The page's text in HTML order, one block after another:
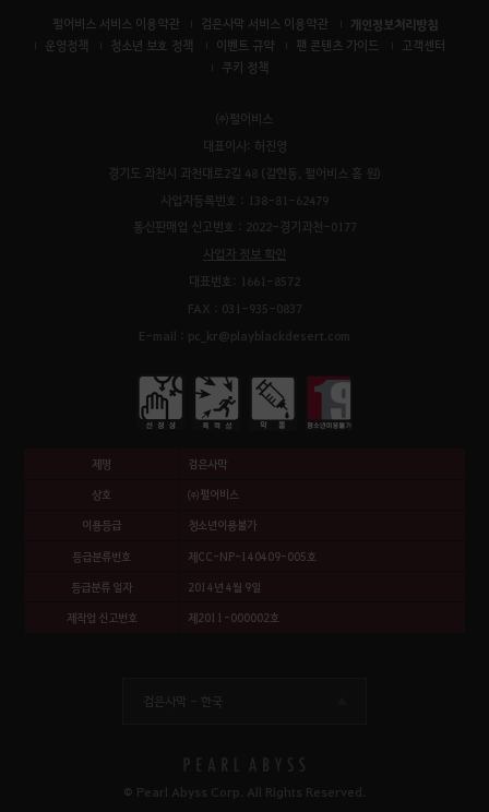
펄어비스 서비스 이용약관 검은사막 서비스 이용약관 개인정보처리방침
운영정책 청소년 보호 정책 이벤트 규약 팬 콘텐츠 가이드
고객센터
쿠키 정책
㈜펄어비스
대표이사: 허진영
경기도 과천시 과천대로2길 48 (갈현동, 펄어비스 홈 원)
사업자등록번호 : 138-81-62479
통신판매업 신고번호 : 2022-경기과천-0177
사업자 정보 확인
대표번호: 1661-8572
FAX : 031-935-0837
E-mail : pc_kr@playblackdesert.com
제명 검은사막
상호 ㈜펄어비스
이용등급 청소년이용불가
등급분류번호 제CC-NP-140409-005호
등급분류 일자 2014년 4월 9일
제작업 신고번호 제2011-000002호
검은사막 - 한국
© Pearl Abyss Corp. All Rights Reserved.